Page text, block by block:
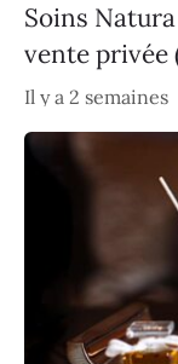
Soins
vente privée
Il y a 2 semaines